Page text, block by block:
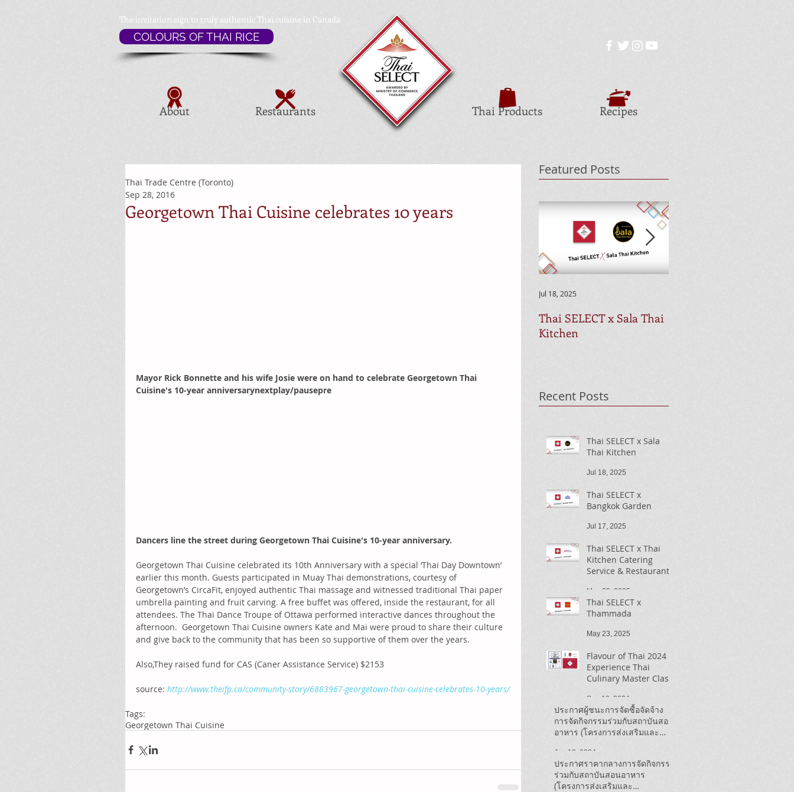
Thai Products
Restaurants
About
The invitation sign to truly authentic Thai cuisine in Canada
COLOURS OF THAI RICE
Recipes
Georgetown Thai Cuisine celebrates 10 years
Thai Trade Centre (Toronto)
Sep 28, 2016
Mayor Rick Bonnette and his wife Josie were on hand to celebrate Georgetown Thai
Cuisine's 10-year anniversarynextplay/pausepre
Dancers line the street during Georgetown Thai Cuisine's 10-year anniversary.
Georgetown Thai Cuisine celebrated its 10th Anniversary with a special ‘Thai Day Downtown’
earlier this month. Guests participated in Muay Thai demonstrations, courtesy of
Georgetown’s CircaFit, enjoyed authentic Thai massage and witnessed traditional Thai paper
umbrella painting and fruit carving. A free buffet was offered, inside the restaurant, for all
attendees. The Thai Dance Troupe of Ottawa performed interactive dances throughout the
afternoon.  Georgetown Thai Cuisine owners Kate and Mai were proud to share their culture
and give back to the community that has been so supportive of them over the years.
Also,They raised fund for CAS (Caner Assistance Service) $2153
source: http://www.theifp.ca/community-story/6883967-georgetown-thai-cuisine-celebrates-10-years/
Tags:
Georgetown Thai Cuisine
Featured Posts
Thai SELECT x Sala Thai
Kitchen
Jul 18, 2025
Recent Posts
Thai SELECT x Sala
Thai Kitchen
Jul 18, 2025
Thai SELECT x
Bangkok Garden
Jul 17, 2025
Thai SELECT x Thai
Kitchen Catering
Service & Restaurant
May 23, 2025
Thai SELECT x
Thammada
May 23, 2025
Flavour of Thai 2024 |
Experience Thai
Culinary Master Class
Sep 16, 2024
ประกาศผู้ชนะการจัดซื้อจัดจ้าง
การจัดกิจกรรมร่วมกับสถาบันสอน
อาหาร (โครงการส่งเสริมและ
แคนาดา ปี ๒๕๖๗)
Jun 19, 2024
ประกาศราคากลางการจัดกิจกรรม
ร่วมกับสถาบันสอนอาหาร
(โครงการส่งเสริมและ